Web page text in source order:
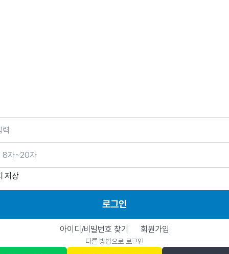
저장
로그인
아이디/비밀번호 찾기 회원가입
다른 방법으로 로그인